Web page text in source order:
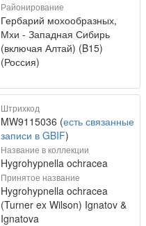
Районирование
Гербарий мохообразных,
Мхи - Западная Сибирь
(включая Алтай) (B15)
(Россия)
Штрихкод
MW9115036 (есть связанные
записи в GBIF)
Название в коллекции
Hygrohypnella ochracea
Принятое название
Hygrohypnella ochracea
(Turner ex Wilson) Ignatov &
Ignatova